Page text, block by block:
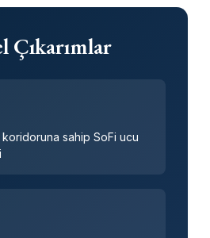
Çıkarımlar
sahip SoFi ucu